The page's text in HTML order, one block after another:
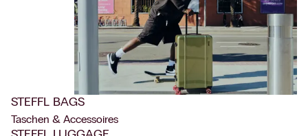
STEFFL BAGS
Taschen & Accessoires